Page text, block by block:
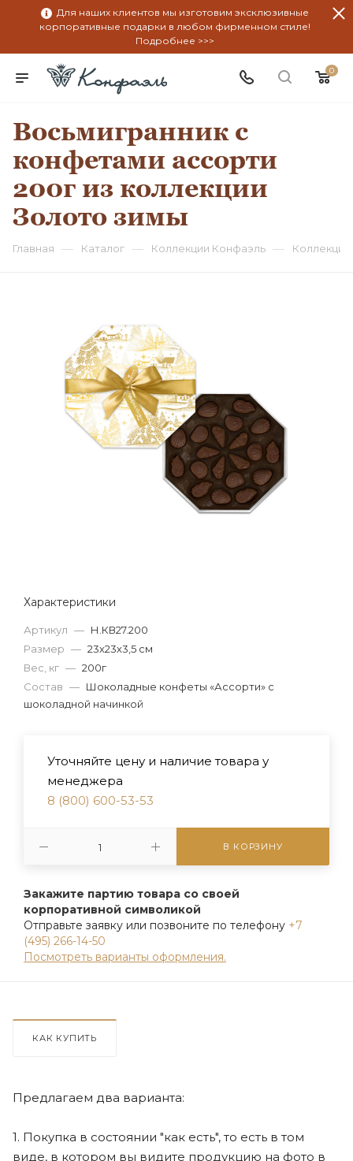
Для наших клиентов мы изготовим эксклюзивные
корпоративные подарки в любом фирменном стиле!
Подробнее >>>
0
Восьмигранник с
конфетами ассорти
200г из коллекции
Золото зимы
Главная — Каталог — Коллекции Конфаэль —
Характеристики
Артикул — Н.КВ27.200
Размер — 23х23х3,5 см
Вес, кг — 200г
Состав — Шоколадные конфеты «Ассорти» с
шоколадной начинкой
Уточняйте цену и наличие товара у
менеджера
8 (800) 600-53-53
В КОРЗИНУ
Закажите партию товара со своей
корпоративной символикой
Отправьте заявку или позвоните по телефону +7
(495) 266-14-50
Посмотреть варианты оформления.
КАК КУПИТЬ
Предлагаем два варианта:
1. Покупка в состоянии "как есть", то есть в том
виде, в котором вы видите продукцию на фото в